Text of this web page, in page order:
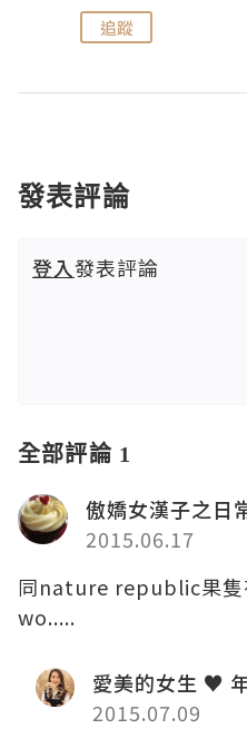
追蹤
發表評論
登入發表評論
全部評論 1
傲嬌女漢子之日
2015.06.17
同nature republic果隻
wo.....
愛美的女生 ♥
2015.07.09